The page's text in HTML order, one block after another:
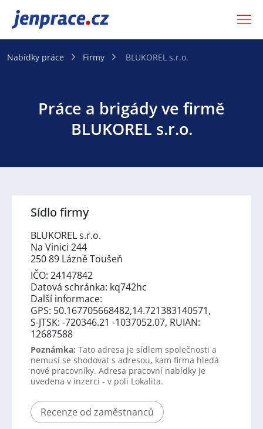
JenPráce.cz
Nabídky práce Firmy BLUKOREL s.r.o.
Práce a brigády ve firmě
BLUKOREL s.r.o.
Sídlo firmy
BLUKOREL s.r.o.
Na Vinici 244
250 89 Lázně Toušeň
IČO: 24147842
Datová schránka: kq742hc
Další informace:
GPS: 50.167705668482,14.721383140571,
S-JTSK: -720346.21 -1037052.07, RUIAN:
12687588
Poznámka: Tato adresa je sídlem společnosti a
nemusí se shodovat s adresou, kam firma hledá
nové pracovníky. Adresa pracovní nabídky je
uvedena v inzerci - v poli Lokalita.
Recenze od zaměstnanců